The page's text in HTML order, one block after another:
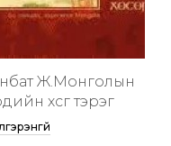
Ж.Монголын
хөсөг тэрэг